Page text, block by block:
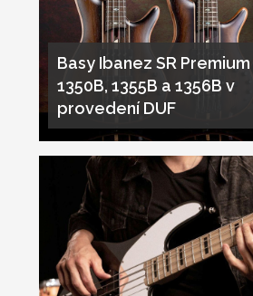
Basy Ibanez SR Premium
1350B, 1355B a 1356B v
provedení DUF